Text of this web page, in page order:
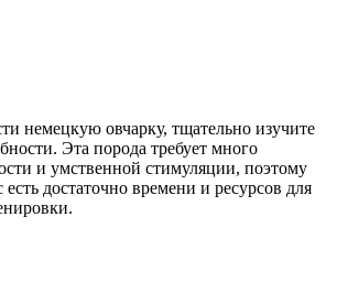
немецкую овчарку, тщательно изучите
Эта порода требует много
и умственной стимуляции, поэтому
есть достаточно времени и ресурсов для